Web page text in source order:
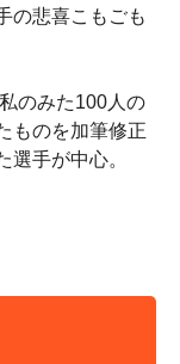
の悲喜こもごも
のみた100人の
ものを加筆修正
選手が中心。